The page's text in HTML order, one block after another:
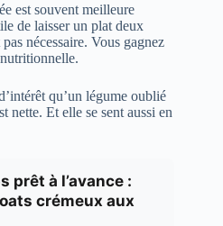
est souvent meilleure
de laisser un plat deux
nécessaire. Vous gagnez
qu’un légume oublié
nette. Et elle se sent aussi en
prêt à l’avance :
crémeux aux